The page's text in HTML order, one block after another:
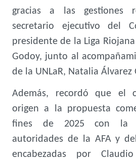
gracias a las gestiones
secretario ejecutivo del
presidente de la Liga
Godoy, junto al
de la UNLaR, Natalia Álvarez
Además, recordó que el
origen a la propuesta
fines de 2025 con la
autoridades de la AFA y
encabezadas por